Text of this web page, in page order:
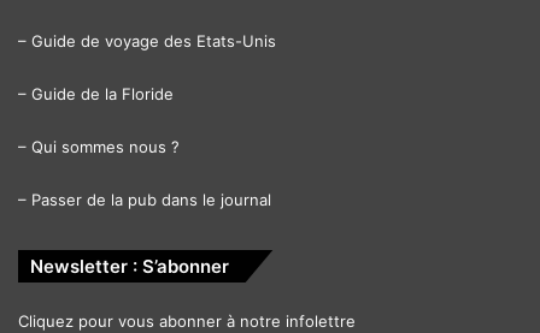
– Guide de voyage des Etats-Unis
– Guide de la Floride
– Qui sommes nous ?
– Passer de la pub dans le journal
Newsletter : S’abonner
Cliquez pour vous abonner à notre infolettre